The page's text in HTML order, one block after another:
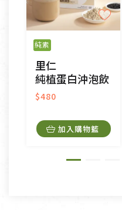
不適用七天鑑賞期商品：
以數位或電磁紀錄形
之商品、以及性質上無
CD、VCD、DVD、電
接受原片換新。
衣飾鞋類-如T恤，如於
美容保養用品、內衣
內衣褲、襪子、口罩個
外,依據《通訊交易解
純素
里仁
純植蛋白沖泡飲
$480
加入購物籃